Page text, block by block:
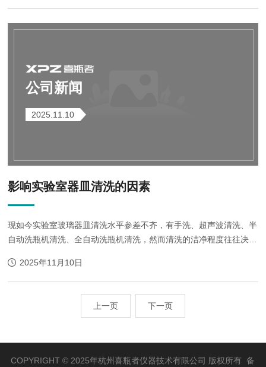
公司新闻
2025.11.10
影响实验室器皿清洗的因素
现如今实验室玻璃器皿清洗水平参差不齐，有手洗、超声波清洗、半
自动洗瓶机清洗、全自动洗瓶机清洗，然而清洗的洁净程度往往决定
大因素，归纳为CTWMT五项：C：C...
2025年11月10日
上一页 下一页
COPYRIGHT © 2025年杭州喜瓶者仪器技术有限公司 版权所有 备